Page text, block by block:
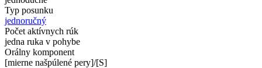
Typ posunku
jednoručný
Počet aktívnych rúk
jedna ruka v pohybe
Orálny komponent
[mierne našpúlené pery]/[S]